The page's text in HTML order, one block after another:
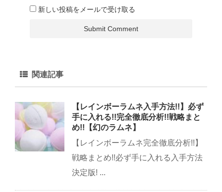
新しい投稿をメールで受け取る
関連記事
【レインボーラムネ入手方法!!】必ず
手に入れる!!完全徹底分析!!戦略まと
め!!【幻のラムネ】
【レインボーラムネ完全徹底分析!!】
戦略まとめ!!必ず手に入れる入手方法
決定版! ...